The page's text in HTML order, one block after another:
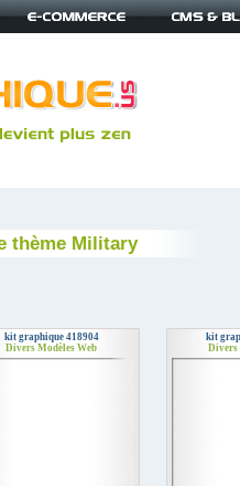
thème Military
kit graphique 418904
Divers Modèles Web
kit
Divers